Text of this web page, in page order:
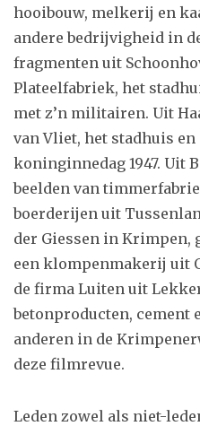
hooibouw, melkerij en
andere bedrijvigheid in
fragmenten uit
Plateelfabriek, het
met z’n militairen. Uit
van Vliet, het stadhuis
koninginnedag 1947. Uit
beelden van
boerderijen uit
der Giessen in
een klompenmakerij uit
de firma Luiten uit
betonproducten, cement
anderen in de
deze filmrevue.
Leden zowel als niet-